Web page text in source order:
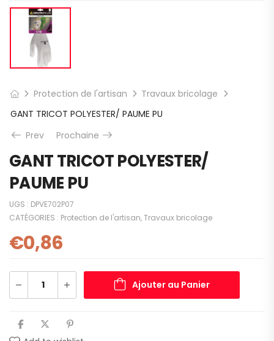
Protection de l'artisan
Travaux bricolage
GANT TRICOT POLYESTER/ PAUME PU
Prev
Prochaine
GANT TRICOT POLYESTER/
PAUME PU
UGS : DPVE702P07
CATÉGORIES : Protection de l'artisan,Travaux bricolage
€0,86
Ajouter au Panier